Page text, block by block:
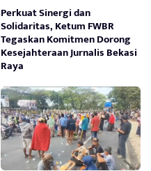
Perkuat Sinergi dan
Solidaritas, Ketum FWBR
Tegaskan Komitmen Dorong
Kesejahteraan Jurnalis Bekasi
Raya